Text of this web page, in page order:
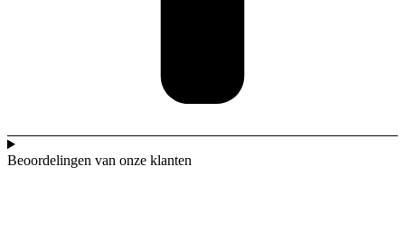
Beoordelingen van onze klanten